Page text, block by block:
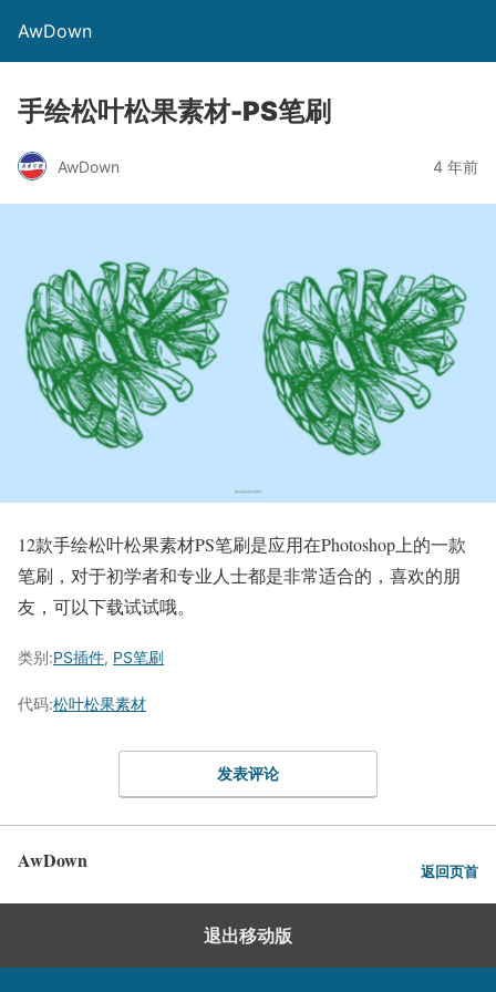
AwDown
手绘松叶松果素材-PS笔刷
AwDown 4 年前
12款手绘松叶松果素材PS笔刷是应用在Photoshop上的一款
笔刷，对于初学者和专业人士都是非常适合的，喜欢的朋
友，可以下载试试哦。
类别:PS插件, PS笔刷
代码:松叶松果素材
发表评论
AwDown 返回页首
退出移动版